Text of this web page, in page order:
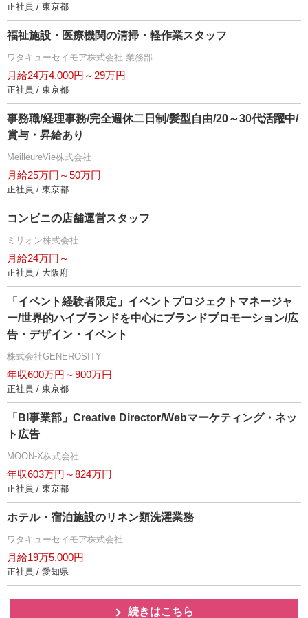
正社員 / 東京都
福祉施設・医療機関の清掃・軽作業スタッフ
ワタキューセイモア株式会社 業務部
月給24万4,000円～29万円
正社員 / 東京都
事務職/経理事務/完全週休二日制/髪型自由/20～30代活躍中/
賞与・昇給あり
MeilleureVie株式会社
月給25万円～50万円
正社員 / 東京都
コンビニの店舗運営スタッフ
ミリオン株式会社
月給24万円～
正社員 / 大阪府
「イベント経験者限定」イベントプロジェクトマネージャ
ー/世界的ハイブランドを中心にブランドプロモーション/広
告・デザイン・イベント
株式会社GENEROSITY
年収600万円～900万円
正社員 / 東京都
「BI事業部」Creative Director/Webマーケティング・ネッ
ト広告
MOON-X株式会社
年収603万円～824万円
正社員 / 東京都
ホテル・宿泊施設のリネン類洗濯業務
ワタキューセイモア株式会社
月給19万5,000円
正社員 / 愛知県
続きはこちら